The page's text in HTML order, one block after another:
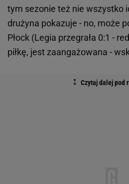
tym sezonie też nie wszystko
drużyna pokazuje - no, może
Płock (Legia przegrała 0:1 -
piłkę, jest zaangażowana -